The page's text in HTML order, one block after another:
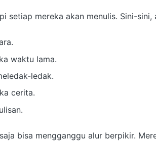
setiap mereka akan menulis. Sini-
waktu lama.
ledak.
cerita.
bisa mengganggu alur berpikir.